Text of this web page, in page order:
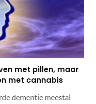
met pillen, maar
met cannabis
dementie meestal